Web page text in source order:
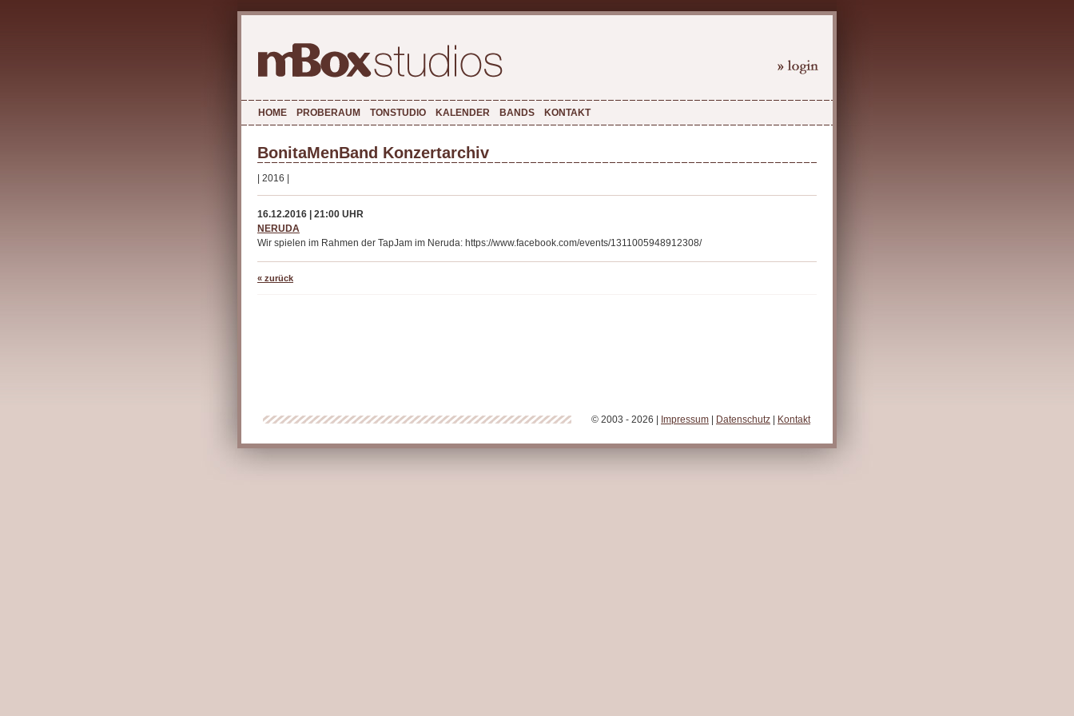
HOME PROBERAUM TONSTUDIO KALENDER BANDS KONTAKT
BonitaMenBand Konzertarchiv
| 2016 |
16.12.2016 | 21:00 UHR
NERUDA
Wir spielen im Rahmen der TapJam im Neruda: https://www.facebook.com/events/1311005948912308/
« zurück
© 2003 - 2026 | Impressum Datenschutz Kontakt